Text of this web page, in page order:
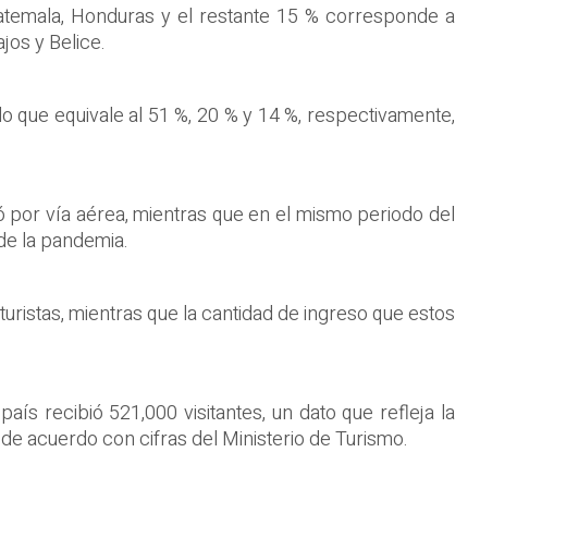
Honduras y el restante 15 % corresponde a
y Belice.
equivale al 51 %, 20 % y 14 %, respectivamente,
vía aérea, mientras que en el mismo periodo del
la pandemia.
mientras que la cantidad de ingreso que estos
recibió 521,000 visitantes, un dato que refleja la
acuerdo con cifras del Ministerio de Turismo.